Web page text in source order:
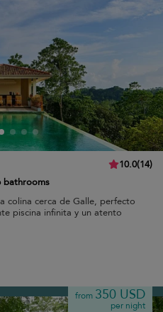
10.0(14)
bathrooms
colina cerca de Galle, perfecto
piscina infinita y un atento
from 350 USD
per night